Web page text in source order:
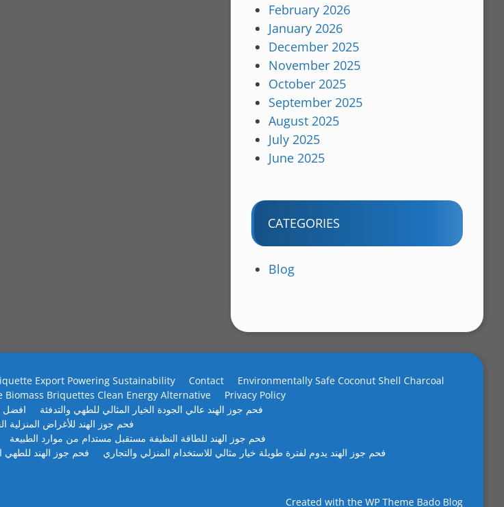
February 2026
January 2026
December 2025
November 2025
October 2025
September 2025
August 2025
July 2025
June 2025
CATEGORIES
Blog
Export Powering Sustainability Contact
Environmentally Safe Coconut Shell Charcoal
Biomass Briquettes Clean Energy Alternative
Privacy Policy
افضل
فحم جوز الهند عالي الجودة الخيار المثالي للطهي والتدفئة
فحم جوز الهند للأغراض المنزلية
فحم جوز الهند للطاقة النظيفة مستقبل مستدام من موارد الطبيعة
فحم جوز الهند
فحم جوز الهند يدوم لفترة طويلة خيار مثالي للاستخدام المنزلي والتجاري
Created with the WP Theme Bado Blog